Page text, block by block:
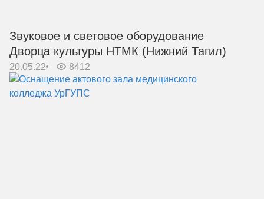
Звуковое и световое оборудование
Дворца культуры НТМК (Нижний Тагил)
20.05.22 8412